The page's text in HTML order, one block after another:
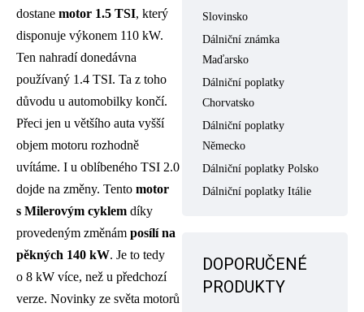
dostane motor 1.5 TSI, který
disponuje výkonem 110 kW.
Ten nahradí donedávna
používaný 1.4 TSI. Ta z toho
důvodu u automobilky končí.
Přeci jen u většího auta vyšší
objem motoru rozhodně
uvítáme. I u oblíbeného TSI 2.0
dojde na změny. Tento motor
s Milerovým cyklem díky
provedeným změnám posílí na
pěkných 140 kW. Je to tedy
o 8 kW více, než u předchozí
verze. Novinky ze světa motorů
Slovinsko
Dálniční známka
Maďarsko
Dálniční poplatky
Chorvatsko
Dálniční poplatky
Německo
Dálniční poplatky Polsko
Dálniční poplatky Itálie
DOPORUČENÉ
PRODUKTY